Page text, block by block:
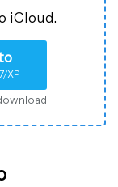
iCloud.
XP